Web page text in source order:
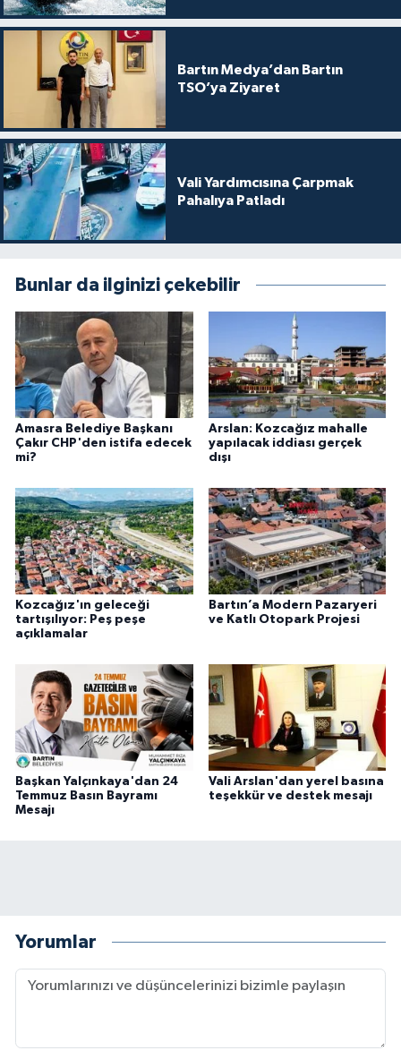
Bartın Medya’dan Bartın
TSO’ya Ziyaret
Vali Yardımcısına Çarpmak
Pahalıya Patladı
Bunlar da ilginizi çekebilir
Amasra Belediye Başkanı
Çakır CHP'den istifa edecek
mi?
Arslan: Kozcağız mahalle
yapılacak iddiası gerçek
dışı
Kozcağız'ın geleceği
tartışılıyor: Peş peşe
açıklamalar
Bartın’a Modern Pazaryeri
ve Katlı Otopark Projesi
Başkan Yalçınkaya'dan 24
Temmuz Basın Bayramı
Mesajı
Vali Arslan'dan yerel basına
teşekkür ve destek mesajı
Yorumlar